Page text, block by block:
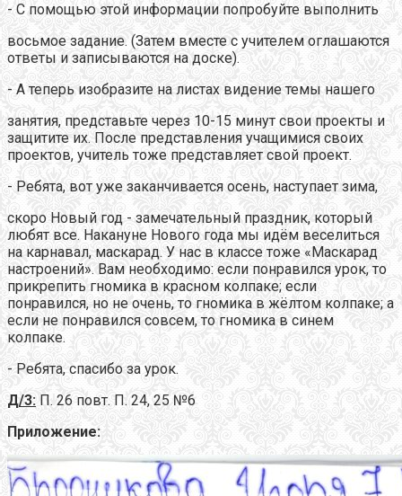
- С помощью этой информации попробуйте выполнить
восьмое задание. (Затем вместе с учителем оглашаются
ответы и записываются на доске).
- А теперь изобразите на листах видение темы нашего
занятия, представьте через 10-15 минут свои проекты и
защитите их. После представления учащимися своих
проектов, учитель тоже представляет свой проект.
- Ребята, вот уже заканчивается осень, наступает зима,
скоро Новый год - замечательный праздник, который
любят все. Накануне Нового года мы идём веселиться
на карнавал, маскарад. У нас в классе тоже «Маскарад
настроений». Вам необходимо: если понравился урок, то
прикрепить гномика в красном колпаке; если
понравился, но не очень, то гномика в жёлтом колпаке; а
если не понравился совсем, то гномика в синем
колпаке.
- Ребята, спасибо за урок.
Д/3: П. 26 повт. П. 24, 25 №6
Приложение: